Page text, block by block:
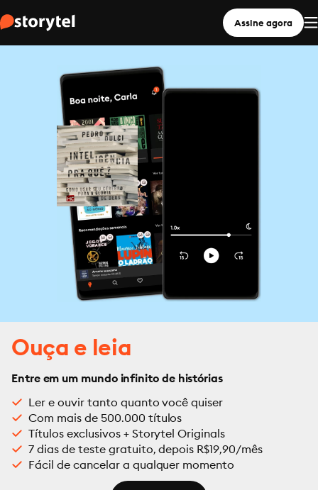
Assine agora
Ouça e leia
Entre em um mundo infinito de histórias
Ler e ouvir tanto quanto você quiser
Com mais de 500.000 títulos
Títulos exclusivos + Storytel Originals
7 dias de teste gratuito, depois R$19,90/mês
Fácil de cancelar a qualquer momento